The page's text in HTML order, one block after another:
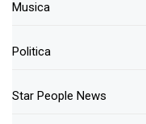
Musica
Politica
Star People News